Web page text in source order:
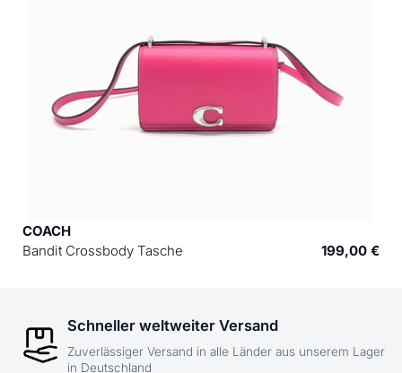
COACH
Bandit Crossbody Tasche
199,00 €
Schneller weltweiter Versand
Zuverlässiger Versand in alle Länder aus unserem Lager
in Deutschland